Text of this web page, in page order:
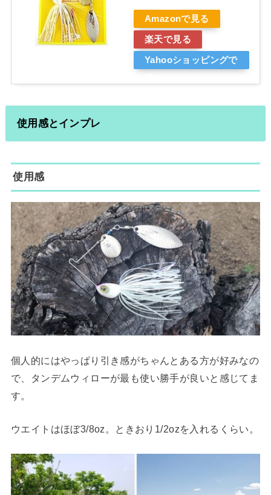
Amazonで見る
楽天で見る
Yahooショッピングで
使用感とインプレ
使用感
個人的にはやっぱり引き感がちゃんとある方が好みなの
で、タンデムウィローが最も使い勝手が良いと感じてま
す。
ウエイトはほぼ3/8oz。ときおり1/2ozを入れるくらい。